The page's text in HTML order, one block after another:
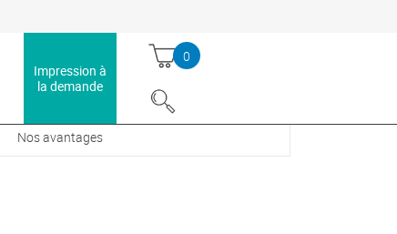
Impression à
la demande
0
Nos avantages